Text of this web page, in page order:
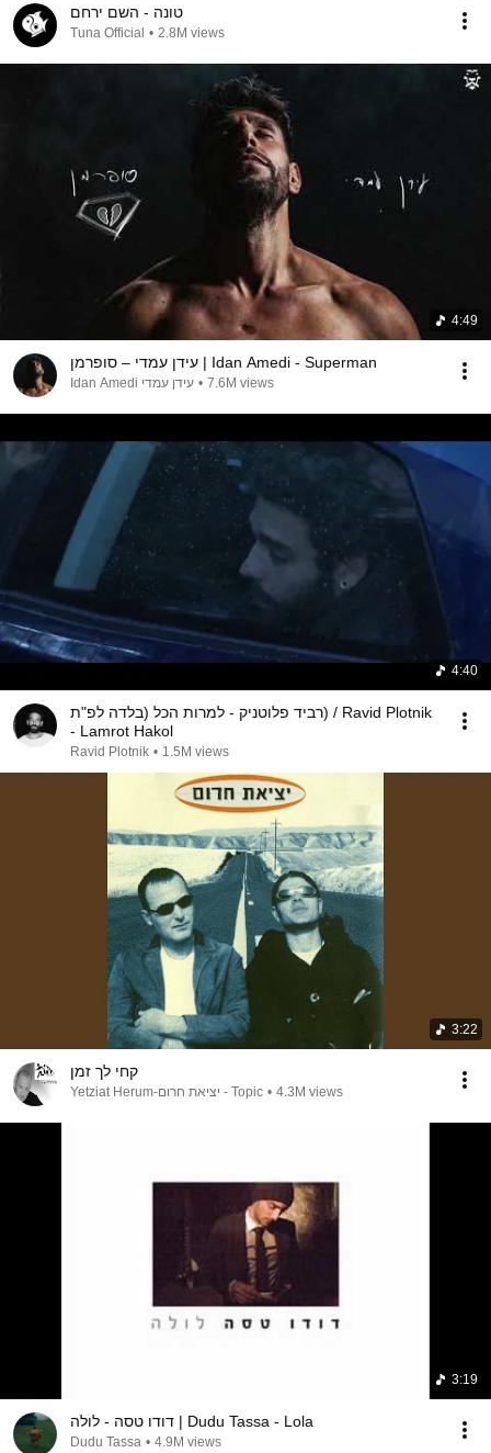
טונה - השם ירחם
Tuna Official • 2.8M views
4:49
עידן עמדי – סופרמן | Idan Amedi - Superman
עידן עמדי Idan Amedi • 7.6M views
4:40
רביד פלוטניק - למרות הכל (בלדה לפ"ת) / Ravid Plotnik
- Lamrot Hakol
Ravid Plotnik • 1.5M views
3:22
קחי לך זמן
Yetziat Herum-יציאת חרום - Topic • 4.3M views
3:19
דודו טסה - לולה | Dudu Tassa - Lola
Dudu Tassa • 4.9M views